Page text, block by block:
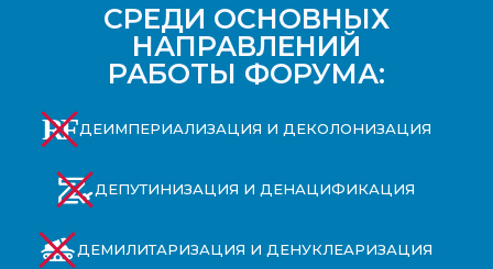
СРЕДИ ОСНОВНЫХ
НАПРАВЛЕНИЙ
РАБОТЫ ФОРУМА:
ДЕИМПЕРИАЛИЗАЦИЯ И ДЕКОЛОНИЗАЦИЯ
ДЕПУТИНИЗАЦИЯ И ДЕНАЦИФИКАЦИЯ
ДЕМИЛИТАРИЗАЦИЯ И ДЕНУКЛЕАРИЗАЦИЯ